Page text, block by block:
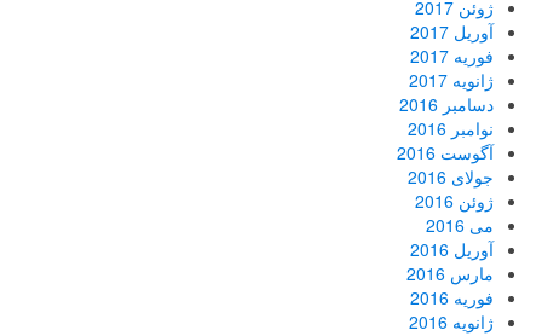
ژوئن 2017
آوریل 2017
فوریه 2017
ژانویه 2017
دسامبر 2016
نوامبر 2016
آگوست 2016
جولای 2016
ژوئن 2016
می 2016
آوریل 2016
مارس 2016
فوریه 2016
ژانویه 2016